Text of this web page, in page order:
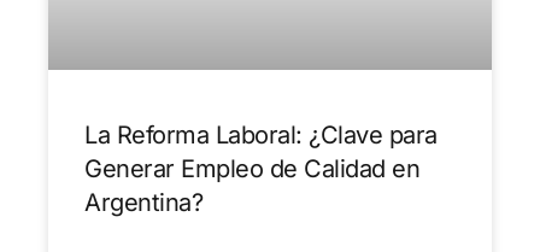
La Reforma Laboral: ¿Clave para
Generar Empleo de Calidad en
Argentina?